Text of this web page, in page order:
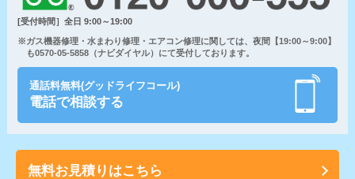
[受付時間］全日 9:00～19:00
※ガス機器修理・水まわり修理・エアコン修理に関しては、夜間【19:00～9:00】
も0570-05-5858（ナビダイヤル）にて受付しております。
通話料無料(グッドライフコール)
電話で相談する
無料お見積りはこちら